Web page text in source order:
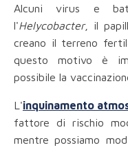
Alcuni virus e
l'Helycobacter, il
creano il terreno
questo motivo è
possibile la
L'inquinamento
fattore di rischio
mentre possiamo